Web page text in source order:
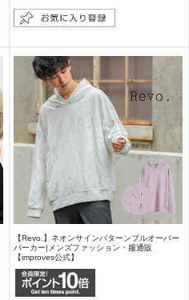
【Revo.】ネオンサインパターンプルオーバー
パーカー|メンズファッション・服通販
【improves公式】